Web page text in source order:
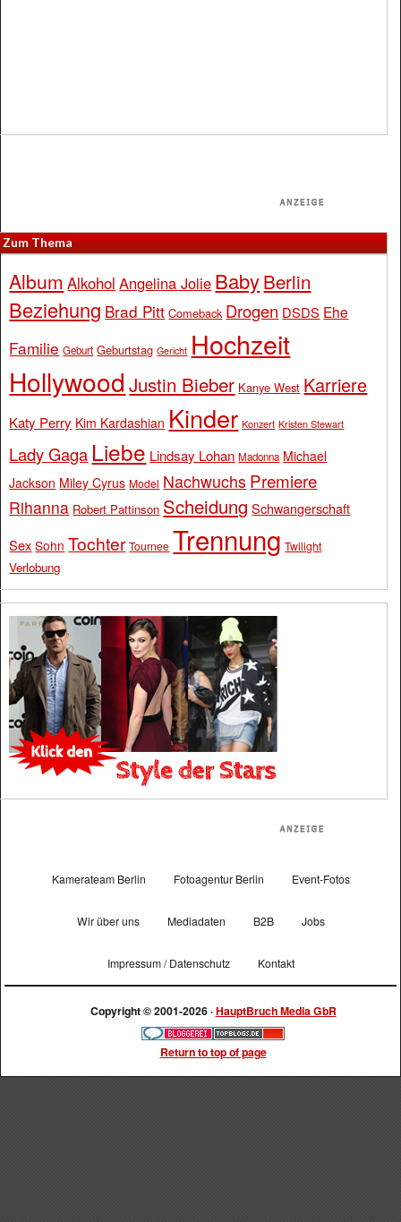
Zum Thema
Album Alkohol Angelina Jolie BabyBerlin
Beziehung Brad Pitt Comeback Drogen DSDS Ehe
Familie Geburt Geburtstag Gericht Hochzeit
Hollywood Justin Bieber Kanye West Karriere
Katy Perry Kim Kardashian Kinder Konzert Kristen Stewart
Lady Gaga Liebe Lindsay Lohan Madonna Michael
Jackson Miley Cyrus Model Nachwuchs Premiere
Rihanna Robert Pattinson Scheidung Schwangerschaft
Sex Sohn Tochter Tournee Trennung Twilight
Verlobung
Kamerateam Berlin Fotoagentur Berlin Event-Fotos
Wir über uns Mediadaten B2B Jobs
Impressum / Datenschutz Kontakt
Copyright © 2001-2026 ·HauptBruch Media GbR
Return to top of page